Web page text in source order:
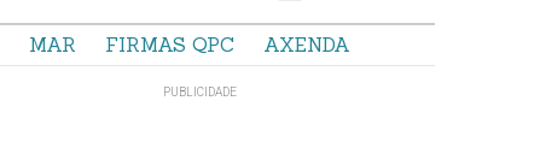
MAR FIRMAS QPC AXENDA